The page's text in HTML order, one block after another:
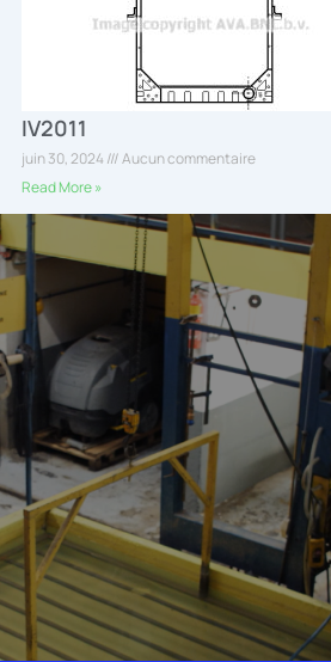
IV2011
juin 30, 2024
Aucun commentaire
Read More »